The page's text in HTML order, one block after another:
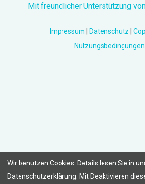
Mit freundlicher Unterstützung
Impressum Datenschutz
Nutzungsbedingungen
Wir benutzen Cookies. Details lesen Sie in
Datenschutzerklärung. Mit Deaktivieren